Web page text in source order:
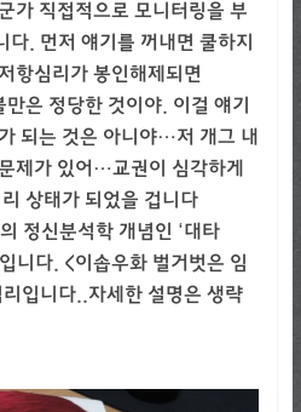
가 직접적으로 모니터링을 부
다. 먼저 얘기를 꺼내면 쿨하지
항심리가 봉인해제되면
은 정당한 것이야. 이걸 얘기
되는 것은 아니야…저 개그 내
제가 있어…교권이 심각하게
상태가 되었을 겁니다
정신분석학 개념인 ‘대타
니다. <이솝우화 벌거벗은 임
입니다..자세한 설명은 생략